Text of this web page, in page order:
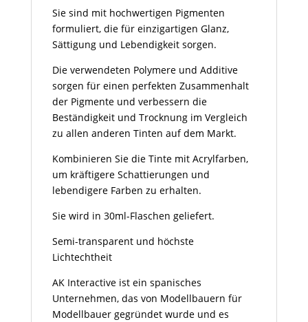
Sie sind mit hochwertigen Pigmenten
formuliert, die für einzigartigen Glanz,
Sättigung und Lebendigkeit sorgen.
Die verwendeten Polymere und Additive
sorgen für einen perfekten Zusammenhalt
der Pigmente und verbessern die
Beständigkeit und Trocknung im Vergleich
zu allen anderen Tinten auf dem Markt.
Kombinieren Sie die Tinte mit Acrylfarben,
um kräftigere Schattierungen und
lebendigere Farben zu erhalten.
Sie wird in 30ml-Flaschen geliefert.
Semi-transparent und höchste
Lichtechtheit
AK Interactive ist ein spanisches
Unternehmen, das von Modellbauern für
Modellbauer gegründet wurde und es